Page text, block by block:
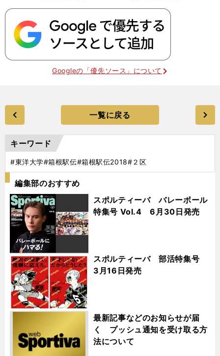
Googleの「優先ソース」について
一覧に戻る
キーワード
#東洋大学#箱根駅伝#箱根駅伝2018#２区
編集部のおすすめ
スポルティーバ バレーボール
特集号 Vol.4 6月30日発売
スポルティーバ 部活特集号
3月16日発売
最新記事などのお知らせが届
く プッシュ通知を受け取る方
法について